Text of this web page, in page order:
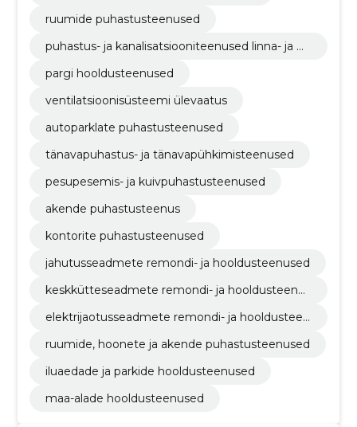
ruumide puhastusteenused
puhastus- ja kanalisatsiooniteenused linna- ja m
d
pargi hooldusteenused
ventilatsioonisüsteemi ülevaatus
autoparklate puhastusteenused
tänavapuhastus- ja tänavapühkimisteenused
pesupesemis- ja kuivpuhastusteenused
akende puhastusteenus
kontorite puhastusteenused
jahutusseadmete remondi- ja hooldusteenused
keskkütteseadmete remondi- ja hooldusteenus
elektrijaotusseadmete remondi- ja hooldusteen
ruumide, hoonete ja akende puhastusteenused
iluaedade ja parkide hooldusteenused
maa-alade hooldusteenused